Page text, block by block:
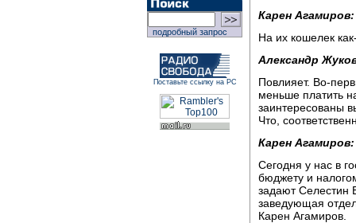
подробный запрос
Поставьте ссылку на РС
Карен Агамиров:
На их кошелек
Александр
Повлияет. Во-
меньше платить
заинтересованы
Что,
Карен Агамиров:
Сегодня у нас в
бюджету и
задают Селестин
заведующая
Карен Агамиров.